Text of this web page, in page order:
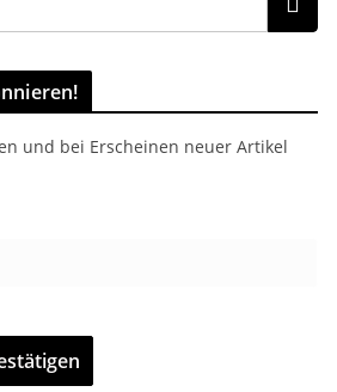
und bei Erscheinen neuer Artikel